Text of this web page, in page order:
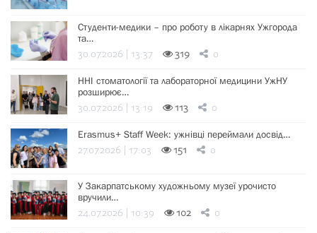
Студенти-медики – про роботу в лікарнях Ужгорода
та…
30.07.2026 | 13:37 319 0
ННІ стоматології та лабораторної медицини УжНУ
розширює…
30.07.2026 | 13:19 113 0
Erasmus+ Staff Week: ужнівці переймали досвід…
27.07.2026 | 17:03 151 0
У Закарпатському художньому музеї урочисто
вручили…
24.07.2026 | 10:39 102 0